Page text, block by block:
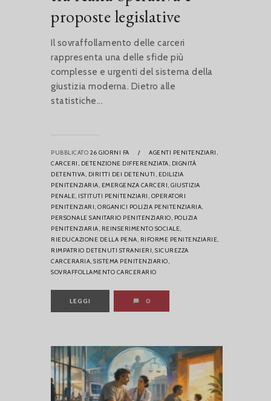
proposte legislative
Il sovraffollamento delle carceri
rappresenta una delle sfide più
complesse e urgenti del sistema della
giustizia moderna. Dietro alle
statistiche...
PUBBLICATO 26 GIORNI FA /
AGENTI PENITENZIARI,
CARCERI,
DETENZIONE DIFFERENZIATA, DIGNITÀ
DETENTIVA, DIRITTI DEI DETENUTI,
EDILIZIA
PENITENZIARIA, EMERGENZA CARCERI, GIUSTIZIA
PENALE, ISTITUTI PENITENZIARI, OPERATORI
PENITENZIARI, ORGANICI POLIZIA PENITENZIARIA,
PERSONALE SANITARIO PENITENZIARIO, POLIZIA
PENITENZIARIA, REINSERIMENTO SOCIALE,
RIEDUCAZIONE DELLA PENA, RIFORME PENITENZIARIE,
RIMPATRIO DETENUTI STRANIERI, SICUREZZA
CARCERARIA, SISTEMA PENITENZIARIO,
SOVRAFFOLLAMENTO CARCERARIO
LEGGI 0